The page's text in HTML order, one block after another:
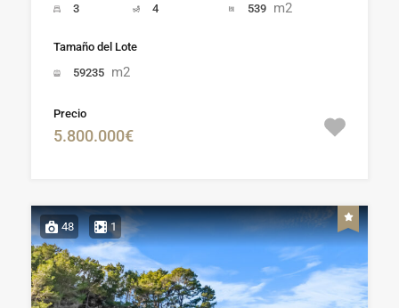
3
4
539 m2
Tamaño del Lote
59235 m2
Precio
5.800.000€
48 1